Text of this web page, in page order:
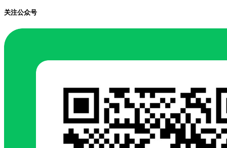
关注公众号